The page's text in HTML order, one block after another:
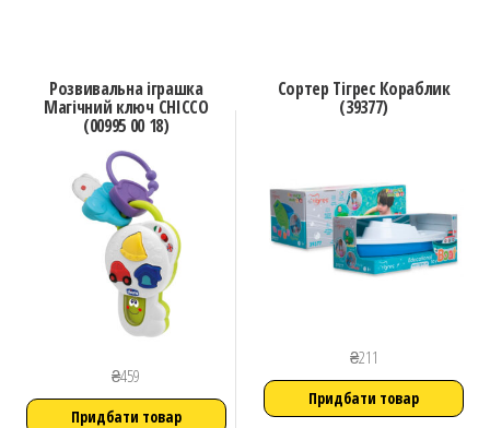
Розвивальна іграшка
Магічний ключ CHICCO
(00995 00 18)
₴459
Придбати товар
Сортер Тігрес Кораблик
(39377)
₴211
Придбати товар